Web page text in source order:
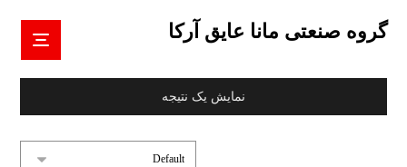
گروه صنعتی مانا عایق آرکا
نمایش یک نتیجه